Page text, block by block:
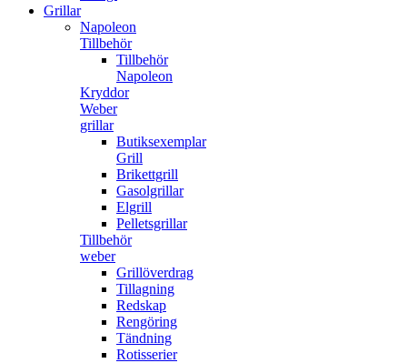
Grillar
Napoleon
Tillbehör
Tillbehör
Napoleon
Kryddor
Weber
grillar
Butiksexemplar
Grill
Brikettgrill
Gasolgrillar
Elgrill
Pelletsgrillar
Tillbehör
weber
Grillöverdrag
Tillagning
Redskap
Rengöring
Tändning
Rotisserier